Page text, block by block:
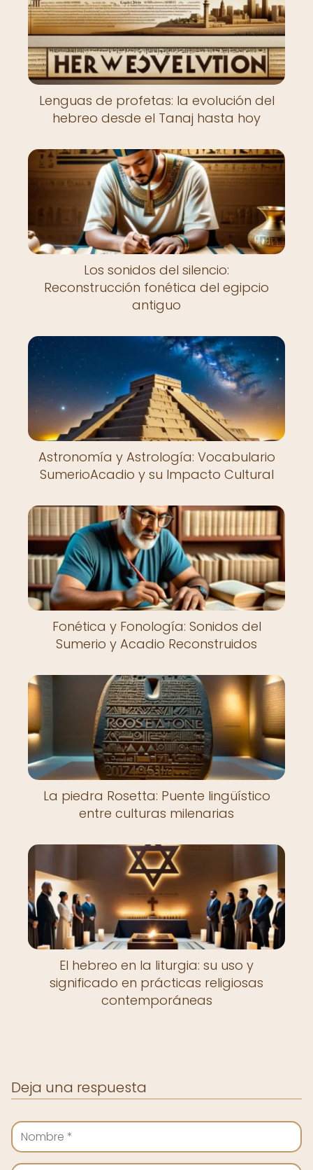
Lenguas de profetas: la evolución del
hebreo desde el Tanaj hasta hoy
Los sonidos del silencio:
Reconstrucción fonética del egipcio
antiguo
Astronomía y Astrología: Vocabulario
SumerioAcadio y su Impacto Cultural
Fonética y Fonología: Sonidos del
Sumerio y Acadio Reconstruidos
La piedra Rosetta: Puente lingüístico
entre culturas milenarias
El hebreo en la liturgia: su uso y
significado en prácticas religiosas
contemporáneas
Deja una respuesta